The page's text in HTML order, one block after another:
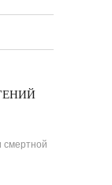
смертной